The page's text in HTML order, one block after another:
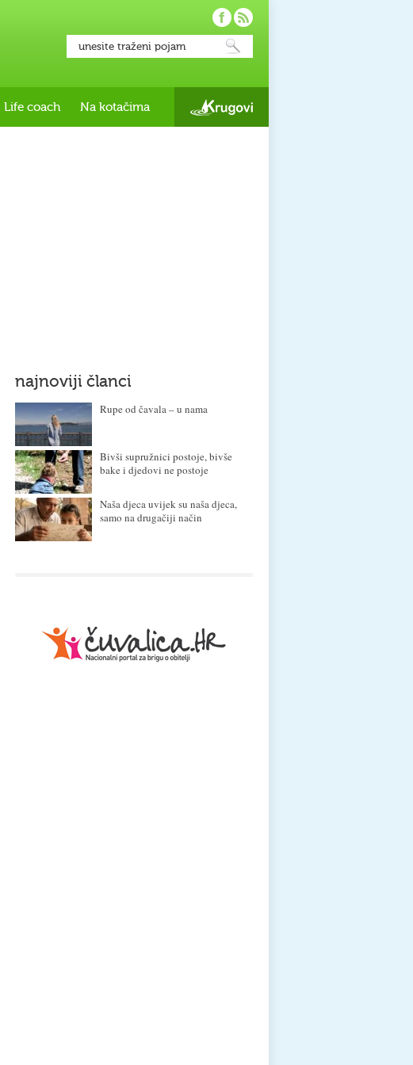
Life coach Na kotačima
najnoviji članci
Rupe od čavala – u nama
Bivši supružnici postoje, bivše
bake i djedovi ne postoje
Naša djeca uvijek su naša djeca,
samo na drugačiji način